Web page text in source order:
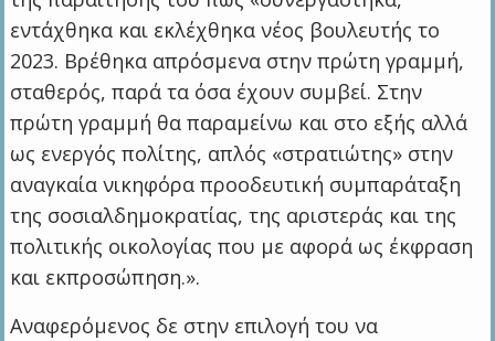
εντάχθηκα και εκλέχθηκα νέος βουλευτής το
2023. Βρέθηκα απρόσμενα στην πρώτη γραμμή,
σταθερός, παρά τα όσα έχουν συμβεί. Στην
πρώτη γραμμή θα παραμείνω και στο εξής αλλά
ως ενεργός πολίτης, απλός «στρατιώτης» στην
αναγκαία νικηφόρα προοδευτική συμπαράταξη
της σοσιαλδημοκρατίας, της αριστεράς και της
πολιτικής οικολογίας που με αφορά ως έκφραση
και εκπροσώπηση.».
Αναφερόμενος δε στην επιλογή του να